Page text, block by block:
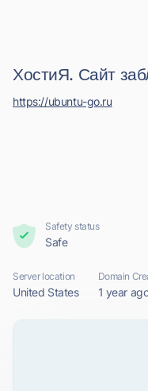
ХостиЯ. Сайт
https://ubuntu-go.ru
Safety status
Safe
Server location
United States
Domain
1 year